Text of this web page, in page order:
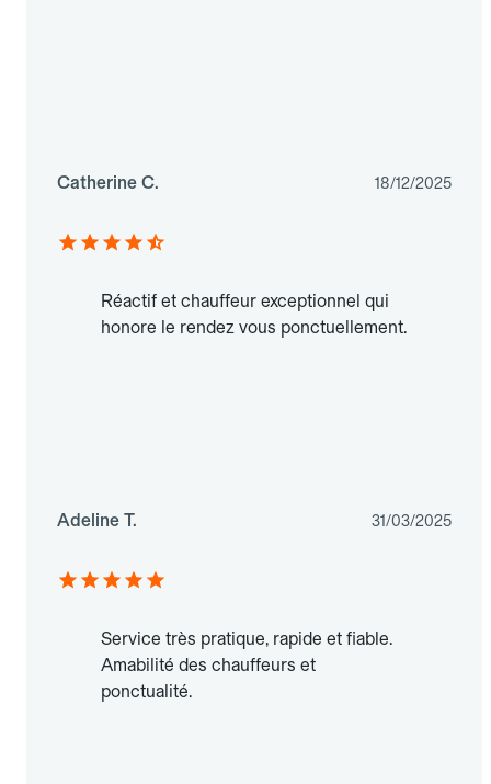
Catherine C. 18/12/2025
Réactif et chauffeur exceptionnel qui
honore le rendez vous ponctuellement.
Adeline T. 31/03/2025
Service très pratique, rapide et fiable.
Amabilité des chauffeurs et
ponctualité.